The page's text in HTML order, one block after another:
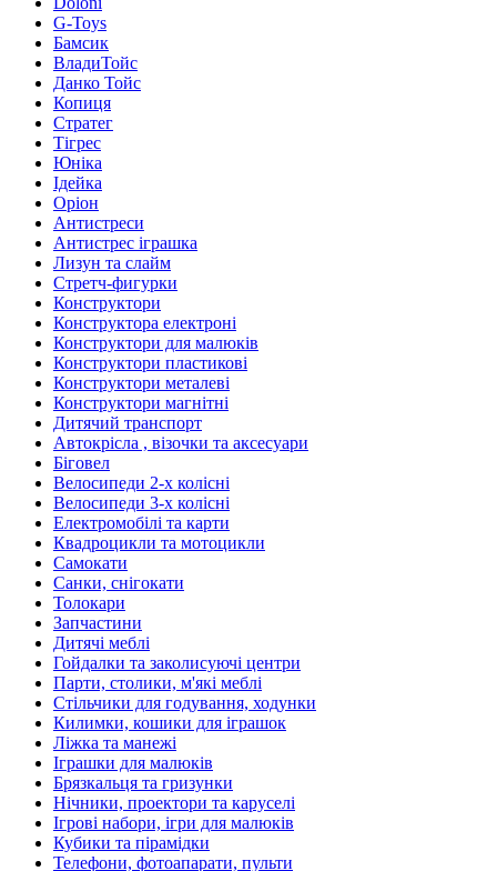
G-Toys
Бамсик
ВладиТойс
Данко Тойс
Копиця
Стратег
Тігрес
Юніка
Ідейка
Оріон
Антистреси
Антистрес іграшка
Лизун та слайм
Стретч-фигурки
Конструктори
Конструктора електроні
Конструктори для малюків
Конструктори пластикові
Конструктори металеві
Конструктори магнітні
Дитячий транспорт
Автокрісла , візочки та аксесуари
Біговел
Велосипеди 2-х колісні
Велосипеди 3-х колісні
Електромобілі та карти
Квадроцикли та мотоцикли
Самокати
Санки, снігокати
Толокари
Запчастини
Дитячі меблі
Гойдалки та заколисуючі центри
Парти, столики, м'які меблі
Стільчики для годування, ходунки
Килимки, кошики для іграшок
Ліжка та манежі
Іграшки для малюків
Брязкальця та гризунки
Нічники, проектори та каруселі
Ігрові набори, ігри для малюків
Кубики та пірамідки
Телефони, фотоапарати, пульти